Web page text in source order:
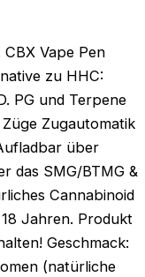
Vape Pen
zu HHC:
PG und Terpene
Zugautomatik
über
das SMG/BTMG &
Cannabinoid
Jahren. Produkt
Geschmack:
(natürliche